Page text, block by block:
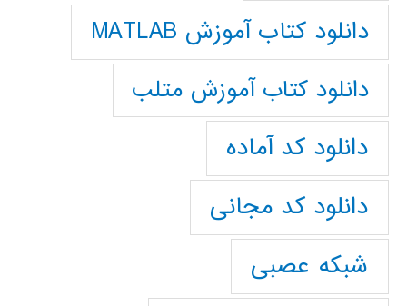
دانلود کتاب آموزش MATLAB
دانلود کتاب آموزش متلب
دانلود کد آماده
دانلود کد مجانی
شبکه عصبی